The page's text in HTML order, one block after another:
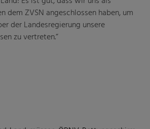
dem ZVSN angeschlossen haben, um
der Landesregierung unsere
zu vertreten.“